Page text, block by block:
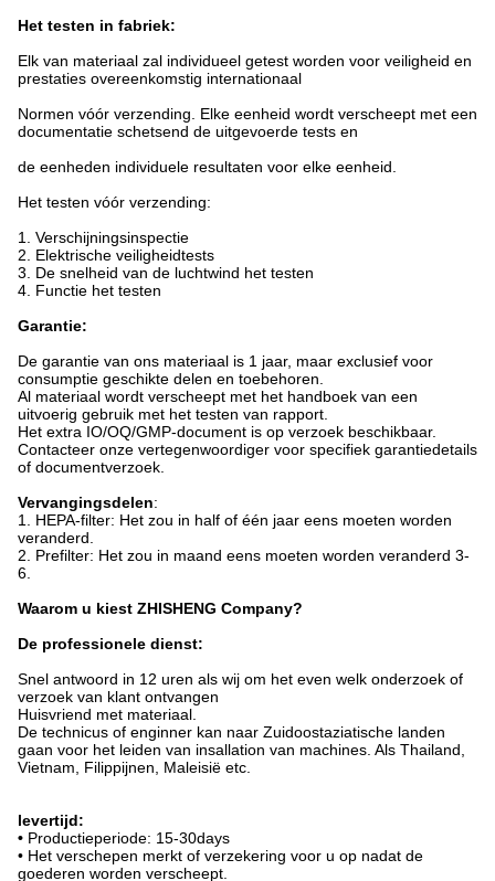
Het testen in fabriek:
Elk van materiaal zal individueel getest worden voor veiligheid en
prestaties overeenkomstig internationaal
Normen vóór verzending. Elke eenheid wordt verscheept met een
documentatie schetsend de uitgevoerde tests en
de eenheden individuele resultaten voor elke eenheid.
Het testen vóór verzending:
1. Verschijningsinspectie
2. Elektrische veiligheidtests
3. De snelheid van de luchtwind het testen
4. Functie het testen
Garantie:
De garantie van ons materiaal is 1 jaar, maar exclusief voor
consumptie geschikte delen en toebehoren.
Al materiaal wordt verscheept met het handboek van een
uitvoerig gebruik met het testen van rapport.
Het extra IO/OQ/GMP-document is op verzoek beschikbaar.
Contacteer onze vertegenwoordiger voor specifiek garantiedetails
of documentverzoek.
Vervangingsdelen:
1. HEPA-filter: Het zou in half of één jaar eens moeten worden
veranderd.
2. Prefilter: Het zou in maand eens moeten worden veranderd 3-
6.
Waarom u kiest ZHISHENG Company?
De professionele dienst:
Snel antwoord in 12 uren als wij om het even welk onderzoek of
verzoek van klant ontvangen
Huisvriend met materiaal.
De technicus of enginner kan naar Zuidoostaziatische landen
gaan voor het leiden van insallation van machines. Als Thailand,
Vietnam, Filippijnen, Maleisië etc.
levertijd:
• Productieperiode: 15-30days
• Het verschepen merkt of verzekering voor u op nadat de
goederen worden verscheept.